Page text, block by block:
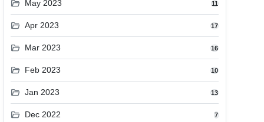
folder_open May 2023 11
folder_open Apr 2023 17
folder_open Mar 2023 16
folder_open Feb 2023 10
folder_open Jan 2023 13
folder_open Dec 2022 7